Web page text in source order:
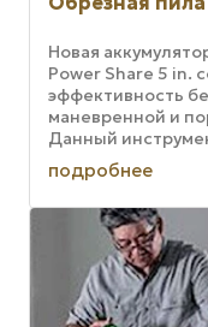
Новая
Power Share 5 in.
эффективность
маневренной и
Данный
и цепью,
подробнее